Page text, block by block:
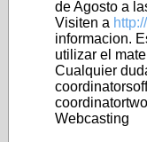
de Agosto a
Visiten a
informacion.
utilizar el
Cualquier
Webcasting